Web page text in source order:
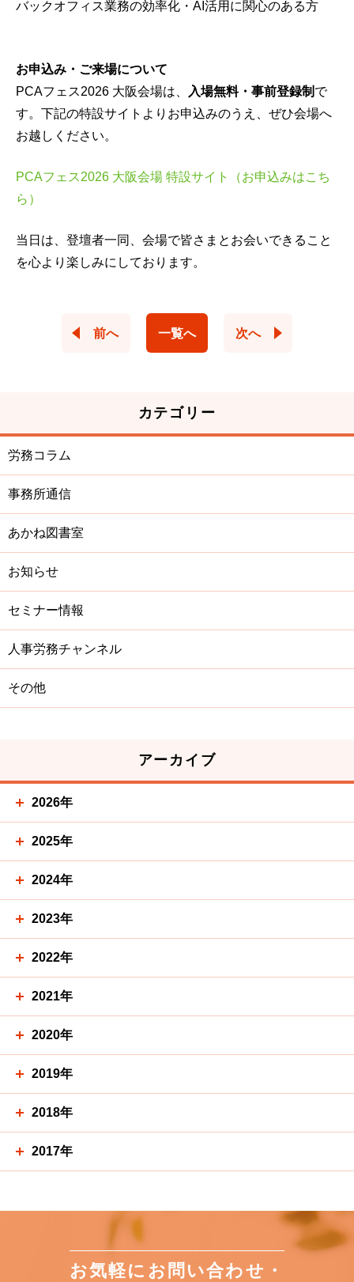
バックオフィス業務の効率化・AI活用に関心のある方
お申込み・ご来場について
PCAフェス2026 大阪会場は、
入場無料・事前登録制 で
す。下記の特設サイトよりお申込みのうえ、ぜひ会場へ
お越しください。
PCAフェス2026 大阪会場 特設サイト（お申込みはこち
ら）
当日は、登壇者一同、会場で皆さまとお会いできること
を心より楽しみにしております。
前へ 一覧へ 次へ
カテゴリー
労務コラム
事務所通信
あかね図書室
お知らせ
セミナー情報
人事労務チャンネル
その他
アーカイブ
2026年
2025年
2024年
2023年
2022年
2021年
2020年
2019年
2018年
2017年
お気軽にお問い合わせ・